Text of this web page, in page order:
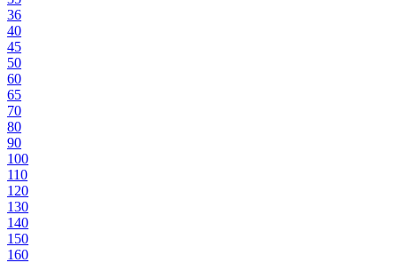
36
40
45
50
60
65
70
80
90
100
110
120
130
140
150
160